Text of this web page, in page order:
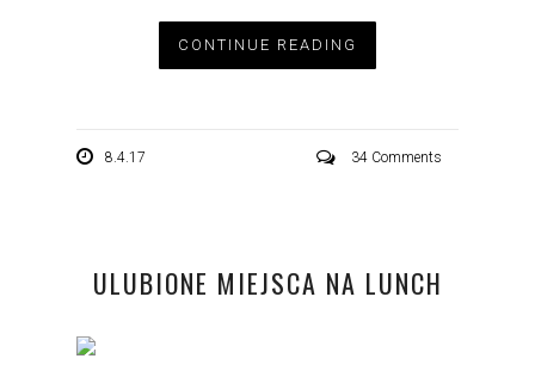
CONTINUE READING
8.4.17 34 Comments
ULUBIONE MIEJSCA NA LUNCH